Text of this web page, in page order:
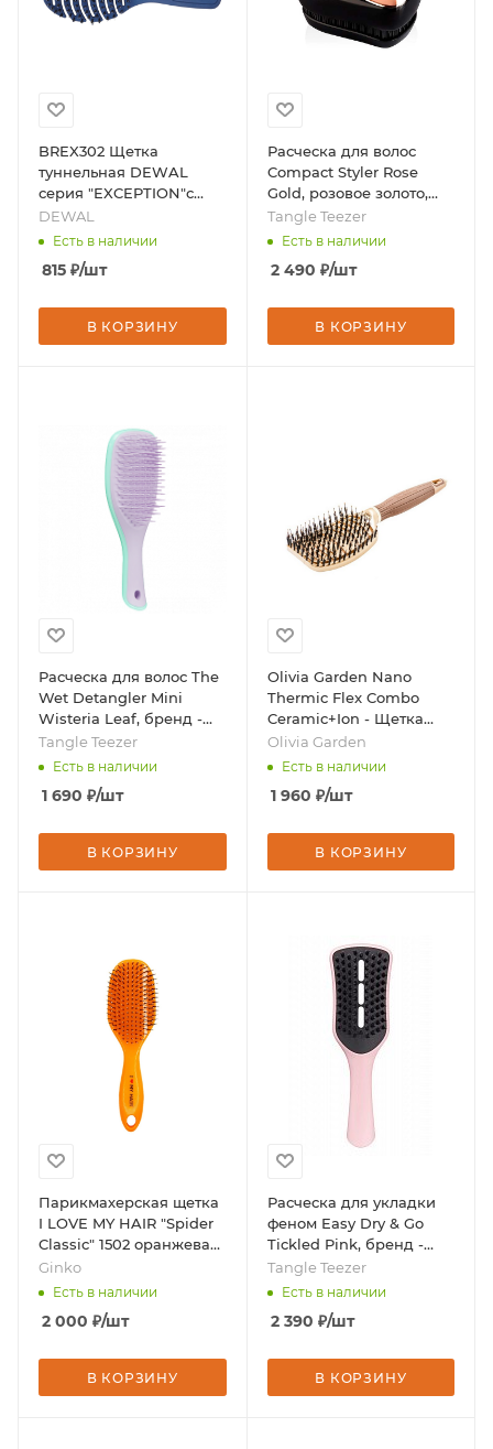
BREX302 Щетка
туннельная DEWAL
серия "EXCEPTION"с
нейлоновым
штифтом+нат. щетина ,13
DEWAL
Есть в наличии
815 ₽/шт
В КОРЗИНУ
Расческа для волос
Compact Styler Rose
Gold, розовое золото,
черный, бренд - Tangle
Teezer
Tangle Teezer
Есть в наличии
2 490 ₽/шт
В КОРЗИНУ
Расческа для волос The
Wet Detangler Mini
Wisteria Leaf, бренд -
Tangle Teezer
Tangle Teezer
Есть в наличии
1 690 ₽/шт
В КОРЗИНУ
Olivia Garden Nano
Thermic Flex Combo
Ceramic+Ion - Щетка
для волос, бренд - Olivia
Garden
Olivia Garden
Есть в наличии
1 960 ₽/шт
В КОРЗИНУ
Парикмахерская щетка
I LOVE MY HAIR "Spider
Classic" 1502 оранжевая
глянцевая L, бренд -
Ginko
Ginko
Есть в наличии
2 000 ₽/шт
В КОРЗИНУ
Расческа для укладки
феном Easy Dry & Go
Tickled Pink, бренд -
Tangle Teezer
Tangle Teezer
Есть в наличии
2 390 ₽/шт
В КОРЗИНУ